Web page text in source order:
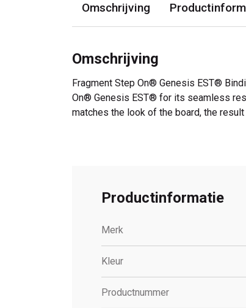
Omschrijving
Omschrijving
Fragment Step On® Genesis EST®
On® Genesis EST® for its seamless
matches the look of the board, the
Productinformatie
Merk
Kleur
Productnummer